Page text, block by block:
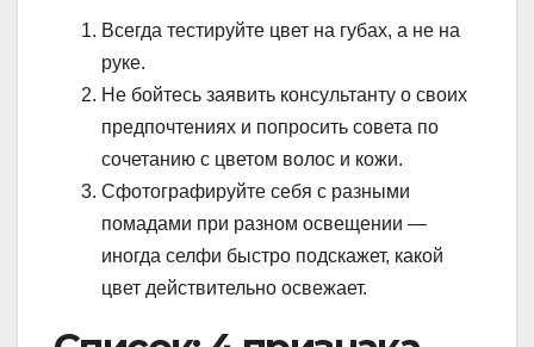
Всегда тестируйте цвет на губах, а не на
руке.
Не бойтесь заявить консультанту о своих
предпочтениях и попросить совета по
сочетанию с цветом волос и кожи.
Сфотографируйте себя с разными
помадами при разном освещении —
иногда селфи быстро подскажет, какой
цвет действительно освежает.